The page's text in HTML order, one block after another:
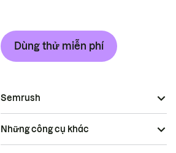
Dùng thử miễn phí
Semrush
Những công cụ khác